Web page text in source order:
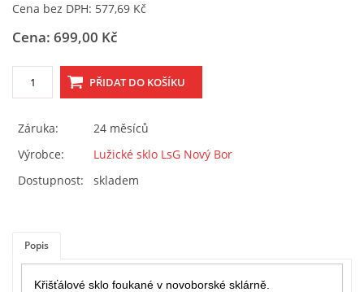
SKLENĚNÝ SHOP LSG
Martin Gőrner
47301 Nový Bor
+420 487 722 685
Cena bez DPH: 577,69 Kč
Cena: 699,00 Kč
Záruka:
24 měsíců
Výrobce:
Lužické sklo LsG Nový Bor
Dostupnost:
skladem
Popis
Křišťálové sklo foukané v novoborské sklárně.